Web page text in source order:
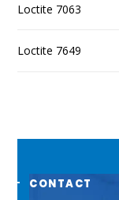
Loctite 7063
Loctite 7649
CONTACT